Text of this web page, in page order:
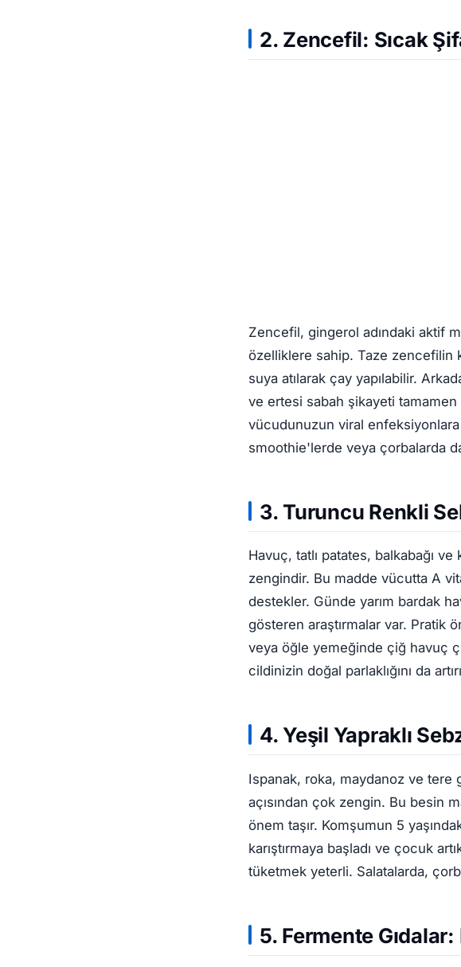
2. Zencefil: Sıcak
Zencefil, gingerol adındaki aktif
özelliklere sahip. Taze zencefilin
suya atılarak çay yapılabilir.
ve ertesi sabah şikayeti tamamen
vücudunuzun viral
smoothie'lerde veya çorbalarda
3. Turuncu Renkli
Havuç, tatlı patates, balkabağı
zengindir. Bu madde vücutta A
destekler. Günde yarım bardak
gösteren araştırmalar var. Pratik
veya öğle yemeğinde çiğ havuç
cildinizin doğal parlaklığını da
4. Yeşil Yapraklı
Ispanak, roka, maydanoz ve tere
açısından çok zengin. Bu besin
önem taşır. Komşumun 5
karıştırmaya başladı ve çocuk
tüketmek yeterli. Salatalarda,
5. Fermente Gıdalar: